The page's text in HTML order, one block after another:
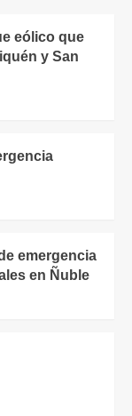
eólico que
y San
emergencia
en Ñuble